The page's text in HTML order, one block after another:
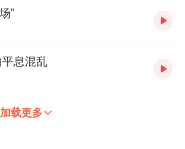
”
息混乱
加载更多